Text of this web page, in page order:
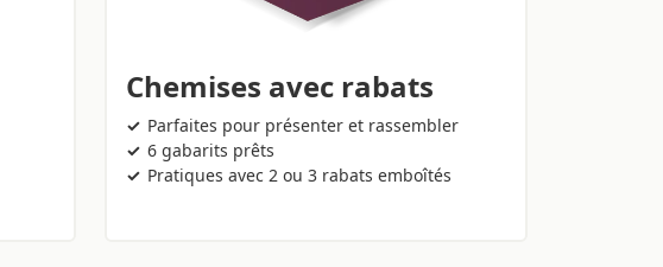
Chemises avec rabats
Parfaites pour présenter et rassembler
6 gabarits prêts
Pratiques avec 2 ou 3 rabats emboîtés